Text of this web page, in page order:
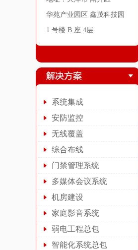
华苑产业园区 鑫茂科技园
1 号楼 B 座 4层
系统集成
安防监控
无线覆盖
综合布线
门禁管理系统
多媒体会议系统
机房建设
家庭影音系统
弱电工程总包
智能化系统总包